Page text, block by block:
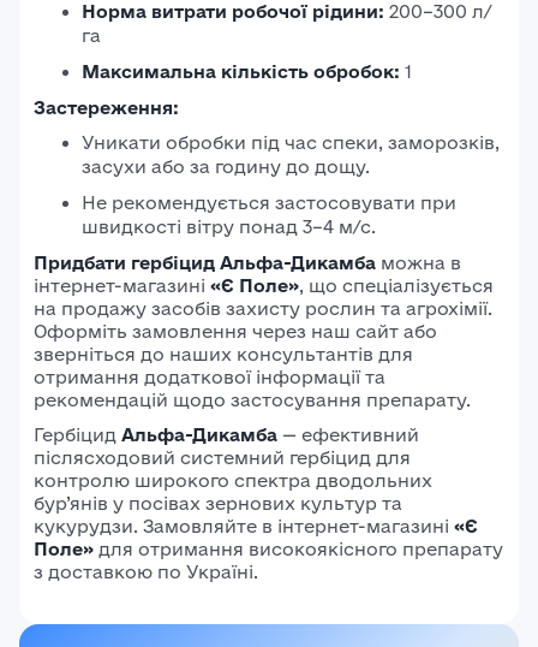
Норма витрати робочої рідини: 200–300 л/
га
Максимальна кількість обробок: 1
Застереження:
Уникати обробки під час спеки, заморозків,
засухи або за годину до дощу.
Не рекомендується застосовувати при
швидкості вітру понад 3–4 м/с.
Придбати гербіцид Альфа-Дикамба можна в
інтернет-магазині «Є Поле», що спеціалізується
на продажу засобів захисту рослин та агрохімії.
Оформіть замовлення через наш сайт або
зверніться до наших консультантів для
отримання додаткової інформації та
рекомендацій щодо застосування препарату.
Гербіцид Альфа-Дикамба — ефективний
післясходовий системний гербіцид для
контролю широкого спектра дводольних
бур’янів у посівах зернових культур та
кукурудзи. Замовляйте в інтернет-магазині «Є
Поле» для отримання високоякісного препарату
з доставкою по Україні.